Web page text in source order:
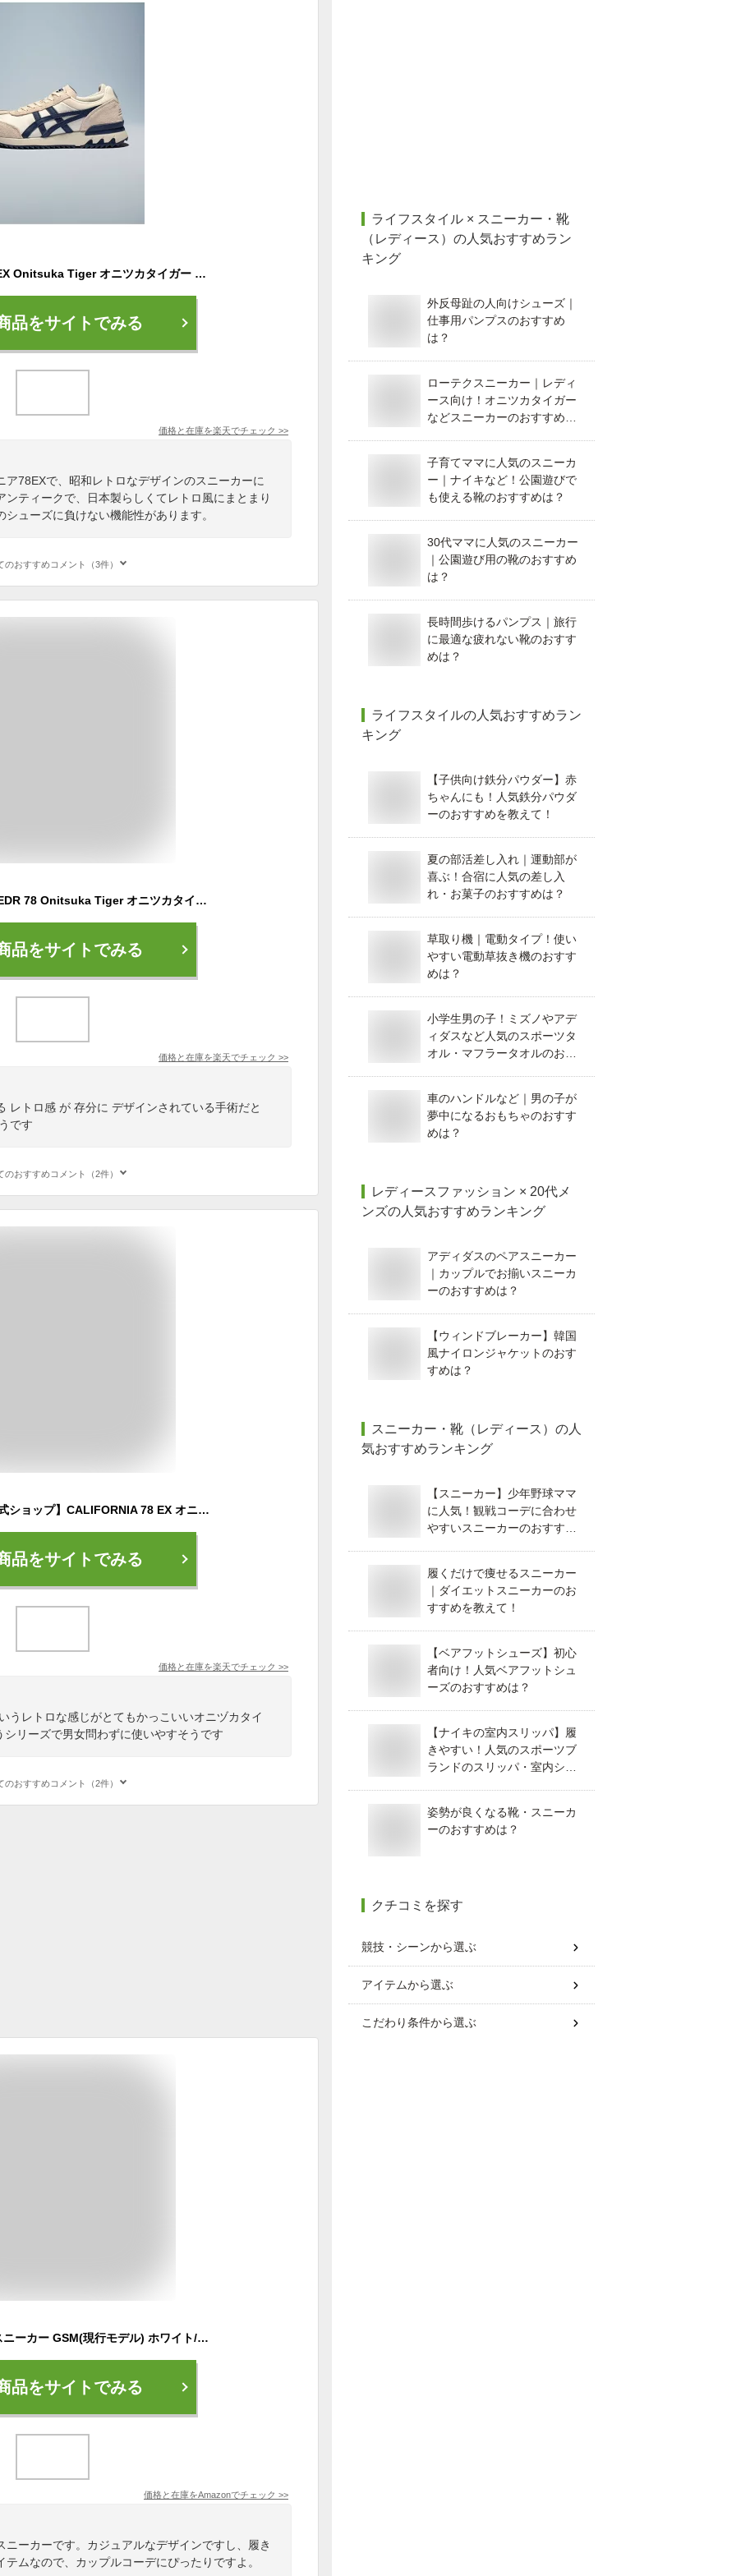
(U)CALIFORNIA 78 EX Onitsuka Tiger オニツカタイガー シューズ・靴 スニーカー ベージュ【送料無料】[Rakuten Fashion]
品をサイトでみる
価格と在庫を楽天でチェック >>
78EXで、昭和レトロなデザインのスニーカーに
ティークで、日本製らしくてレトロ風にまとまり
ューズに負けない機能性があります。
のおすすめコメント（3件）
(U)【公式ショップ】EDR 78 Onitsuka Tiger オニツカタイガー シューズ・靴 スニーカー ベージュ【送料無料】[Rakuten Fashion]
品をサイトでみる
価格と在庫を楽天でチェック >>
レトロ感 が 存分に デザインされている手術だと
です
のおすすめコメント（2件）
Onitsuka Tiger 【公式ショップ】CALIFORNIA 78 EX オニツカタイガー シューズ・靴 スニーカー ブラック ベージュ グリーン【送料無料】
品をサイトでみる
価格と在庫を楽天でチェック >>
うレトロな感じがとてもかっこいいオニヅカタイ
リーズで男女問わずに使いやすそうです
のおすすめコメント（2件）
[オニツカタイガー] スニーカー GSM(現行モデル) ホワイト/クラシックレッド 27.0 cm
品をサイトでみる
価格と在庫をAmazonでチェック >>
ーカーです。カジュアルなデザインですし、履き
ムなので、カップルコーデにぴったりですよ。
ライフスタイル × スニーカー・靴
（レディース） の人気おすすめラン
キング
外反母趾の人向けシューズ｜
仕事用パンプスのおすすめ
は？
ローテクスニーカー｜レディ
ース向け！オニツカタイガー
などスニーカーのおすすめ
子育てママに人気のスニーカ
ー｜ナイキなど！公園遊びで
も使える靴のおすすめは？
30代ママに人気のスニーカー
｜公園遊び用の靴のおすすめ
は？
長時間歩けるパンプス｜旅行
に最適な疲れない靴のおすす
めは？
ライフスタイルの人気おすすめラン
キング
【子供向け鉄分パウダー】赤
ちゃんにも！人気鉄分パウダ
ーのおすすめを教えて！
夏の部活差し入れ｜運動部が
喜ぶ！合宿に人気の差し入
れ・お菓子のおすすめは？
草取り機｜電動タイプ！使い
やすい電動草抜き機のおすす
めは？
小学生男の子！ミズノやアデ
ィダスなど人気のスポーツタ
オル・マフラータオルのおす
車のハンドルなど｜男の子が
夢中になるおもちゃのおすす
めは？
レディースファッション × 20代メ
ンズの人気おすすめランキング
アディダスのペアスニーカー
｜カップルでお揃いスニーカ
ーのおすすめは？
【ウィンドブレーカー】韓国
風ナイロンジャケットのおす
すめは？
スニーカー・靴（レディース） の人
気おすすめランキング
【スニーカー】少年野球ママ
に人気！観戦コーデに合わせ
やすいスニーカーのおすすめ
履くだけで痩せるスニーカー
｜ダイエットスニーカーのお
すすめを教えて！
【ベアフットシューズ】初心
者向け！人気ベアフットシュ
ーズのおすすめは？
【ナイキの室内スリッパ】履
きやすい！人気のスポーツブ
ランドのスリッパ・室内シュ
姿勢が良くなる靴・スニーカ
ーのおすすめは？
クチコミを探す
競技・シーンから選ぶ
アイテムから選ぶ
こだわり条件から選ぶ